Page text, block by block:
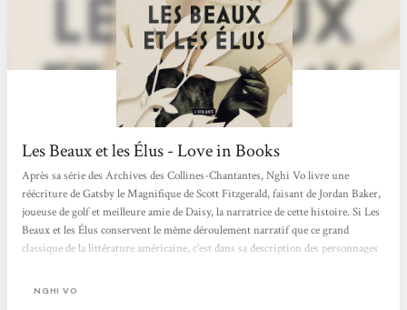
Les Beaux et les Élus - Love in Books
Après sa série des Archives des Collines-Chantantes, Nghi Vo livre une
réécriture de Gatsby le Magnifique de Scott Fitzgerald, faisant de Jordan Baker,
joueuse de golf et meilleure amie de Daisy, la narratrice de cette histoire. Si Les
Beaux et les Élus conservent le même déroulement narratif que ce grand
classique de la littérature américaine, c’est dans sa description des personnages
devient ainsi une jeune femme libre, queer et indépendante, essayant de faire
NGHI VO